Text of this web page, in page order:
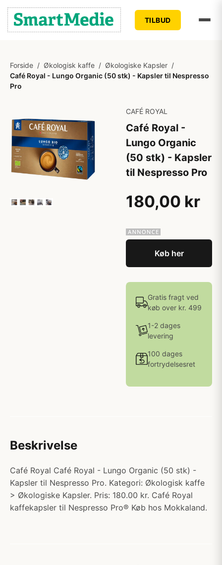
TILBUD
Forside / Økologisk kaffe / Økologiske Kapsler /
Café Royal - Lungo Organic (50 stk) - Kapsler til Nespresso
Pro
CAFÉ ROYAL
Café Royal -
Lungo Organic
(50 stk) - Kapsler
til Nespresso Pro
180,00 kr
Køb her
Gratis fragt ved
køb over kr. 499
1-2 dages
levering
100 dages
fortrydelsesret
Beskrivelse
Café Royal Café Royal - Lungo Organic (50 stk) -
Kapsler til Nespresso Pro. Kategori: Økologisk kaffe
> Økologiske Kapsler. Pris: 180.00 kr. Café Royal
kaffekapsler til Nespresso Pro® Køb hos Mokkaland.